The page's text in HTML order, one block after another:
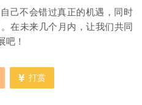
己不会错过真正的机遇，同时
在未来几个月内，让我们共同
吧！
打赏